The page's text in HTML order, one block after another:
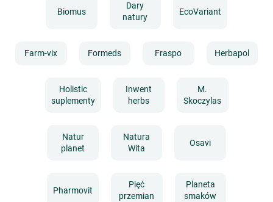
Biomus
Dary
natury
EcoVariant
Farm-vix Formeds Fraspo Herbapol
Holistic
suplementy
Inwent
herbs
M.
Skoczylas
Natur
planet
Natura
Wita
Osavi
Pharmovit
Pięć
przemian
Planeta
smaków